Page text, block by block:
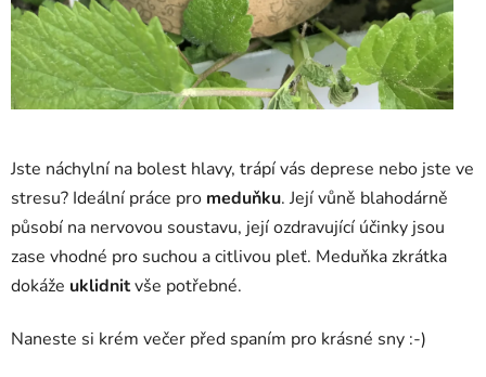
Jste náchylní na bolest hlavy, trápí vás deprese nebo jste ve
stresu? Ideální práce pro meduňku. Její vůně blahodárně
působí na nervovou soustavu, její ozdravující účinky jsou
zase vhodné pro suchou a citlivou pleť. Meduňka zkrátka
dokáže uklidnitvše potřebné.
Naneste si krém večer před spaním pro krásné sny :-)